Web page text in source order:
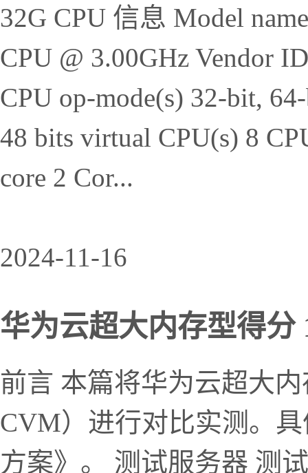
32G CPU 信息 Model
CPU @ 3.00GHz Vendor
CPU op-mode(s) 32-bit,
48 bits virtual CPU(s) 8
core 2 Cor...
2024-11-16
华为云超大内存型得分
前言 本篇将华为云超大
CVM）进行对比实测。
方案》。 测试服务器 测